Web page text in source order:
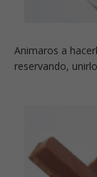
Animaros a
reservando,